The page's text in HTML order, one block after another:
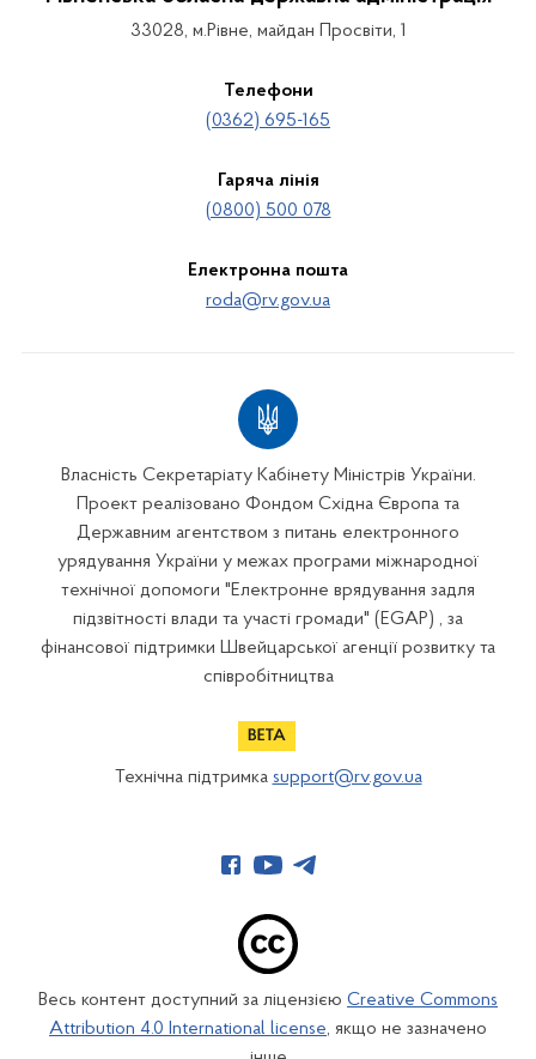
33028, м.Рівне, майдан Просвіти, 1
Телефони
(0362) 695-165
Гаряча лінія
(0800) 500 078
Електронна пошта
roda@rv.gov.ua
Власність Секретаріату Кабінету Міністрів України.
Проект реалізовано Фондом Східна Європа та
Державним агентством з питань електронного
урядування України у межах програми міжнародної
технічної допомоги "Електронне врядування задля
підзвітності влади та участі громади" (EGAP) , за
фінансової підтримки Швейцарської агенції розвитку та
співробітництва
Технічна підтримка support@rv.gov.ua
Весь контент доступний за ліцензією Creative Commons
Attribution 4.0 International license, якщо не зазначено